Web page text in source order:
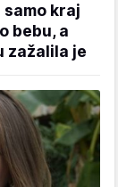
kraj
bebu, a
zažalila je